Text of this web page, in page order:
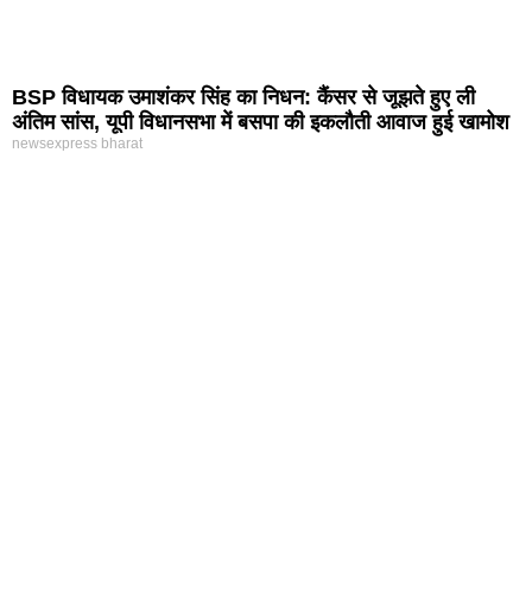
BSP विधायक उमाशंकर सिंह का निधन: कैंसर से जूझते हुए ली
अंतिम सांस, यूपी विधानसभा में बसपा की इकलौती आवाज हुई खामोश
newsexpress bharat